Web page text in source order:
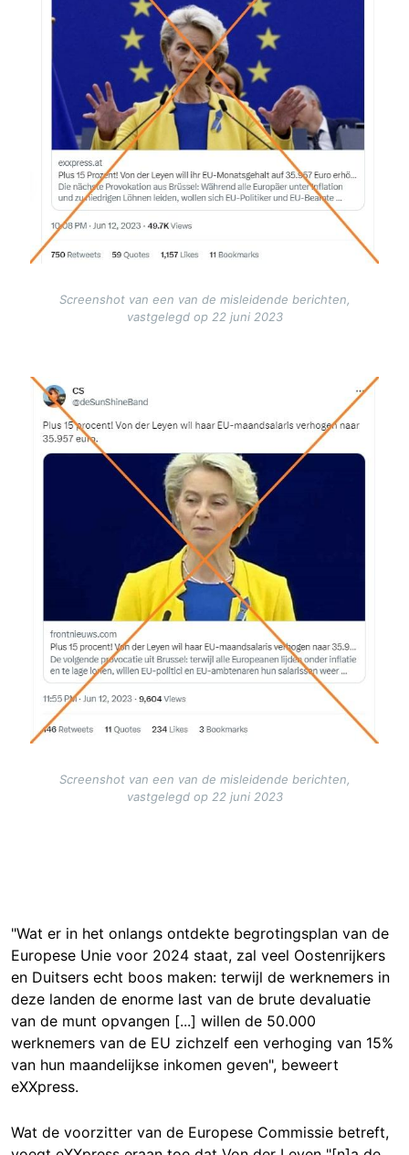
Screenshot van een van de misleidende berichten,
vastgelegd op 22 juni 2023
Image
Screenshot van een van de misleidende berichten,
vastgelegd op 22 juni 2023
"Wat er in het onlangs ontdekte begrotingsplan van de
Europese Unie voor 2024 staat, zal veel Oostenrijkers
en Duitsers echt boos maken: terwijl de werknemers in
deze landen de enorme last van de brute devaluatie
van de munt opvangen [...] willen de 50.000
werknemers van de EU zichzelf een verhoging van 15%
van hun maandelijkse inkomen geven", beweert
eXXpress.
Wat de voorzitter van de Europese Commissie betreft,